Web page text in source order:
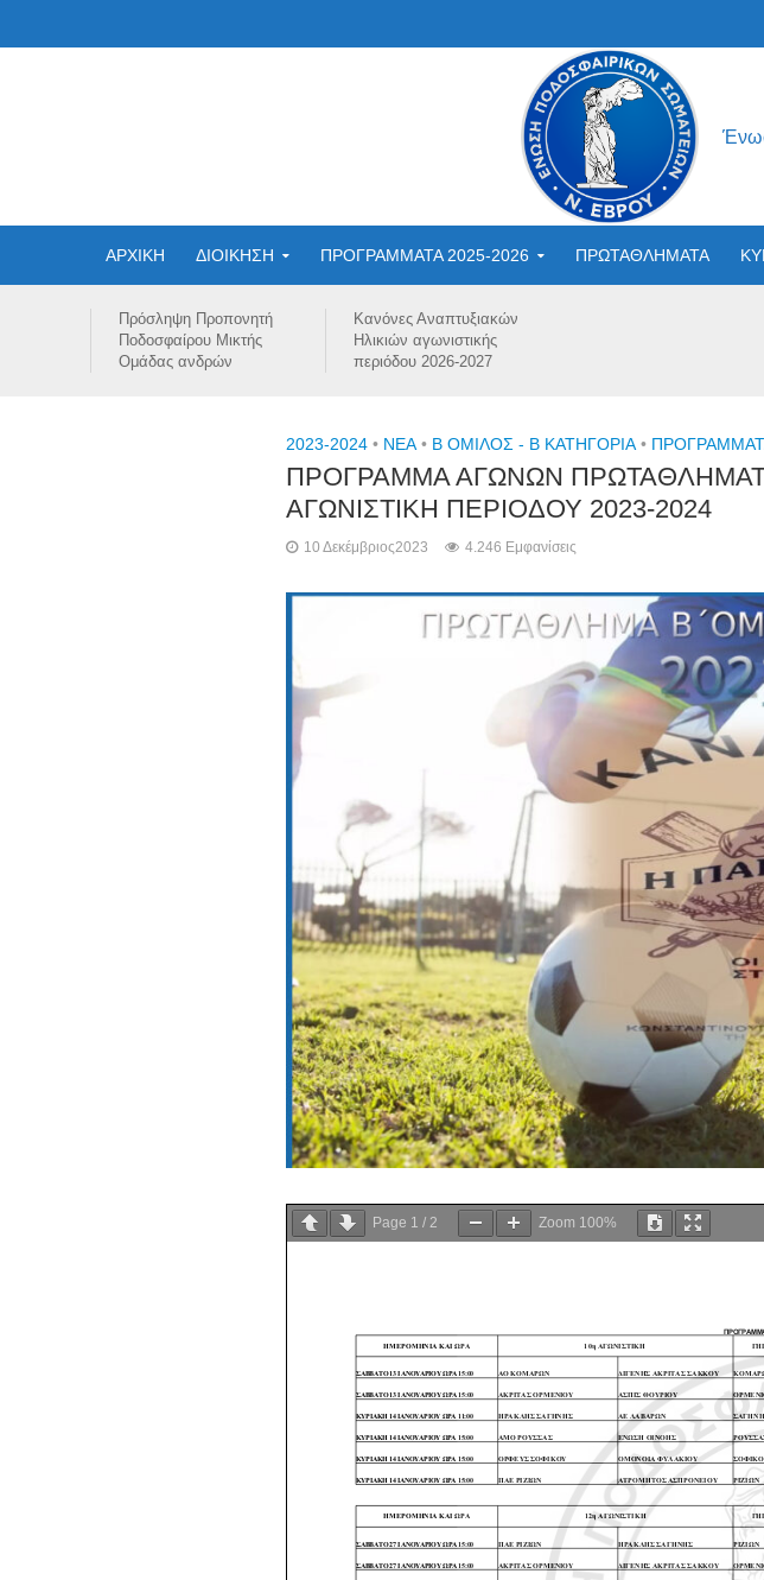
ΑΡΧΙΚΗ ΔΙΟΙΚΗΣΗ ΠΡΟΓΡΑΜΜΑΤΑ 2025-2026 ΠΡΩΤΑΘΛΗΜΑΤΑ
Πρόσληψη Προπονητή
Ποδοσφαίρου Μικτής
Ομάδας ανδρών
Κανόνες Αναπτυξιακών
Ηλικιών αγωνιστικής
περιόδου 2026-2027
2023-2024 • NEA • Β ΟΜΙΛΟΣ - Β ΚΑΤΗΓΟΡΙΑ •
ΠΡΟΓΡΑΜΜΑ ΑΓΩΝΩΝ
ΑΓΩΝΙΣΤΙΚΗ ΠΕΡΙΟΔΟΥ 2023-2024
10 Δεκέμβριος2023 4.246 Εμφανίσεις
Page 1 / 2 Zoom 100%